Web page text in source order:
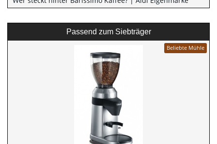
Passend zum Siebträger
Beliebte Mühle